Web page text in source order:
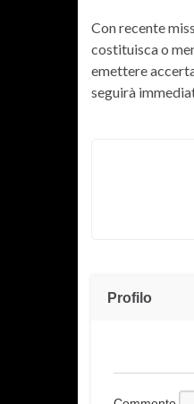
Con recente
costituisca o
emettere
seguirà
Profilo